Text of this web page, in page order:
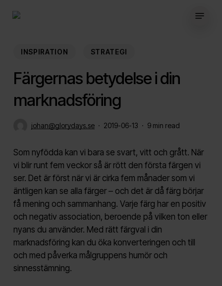
INSPIRATION STRATEGI
Färgernas betydelse i din
marknadsföring
johan@glorydays.se 2019-06-13 9 min read
Som nyfödda kan vi bara se svart, vitt och grått. När
vi blir runt fem veckor så är rött den första färgen vi
ser. Det är först när vi är cirka fem månader som vi
äntligen kan se alla färger – och det är då färg börjar
få mening och sammanhang. Varje färg har en positiv
och negativ association, beroende på vilken ton eller
nyans du använder. Med rätt färgval i din
marknadsföring kan du öka konverteringen och till
och med påverka målgruppens humör och
sinnesstämning.